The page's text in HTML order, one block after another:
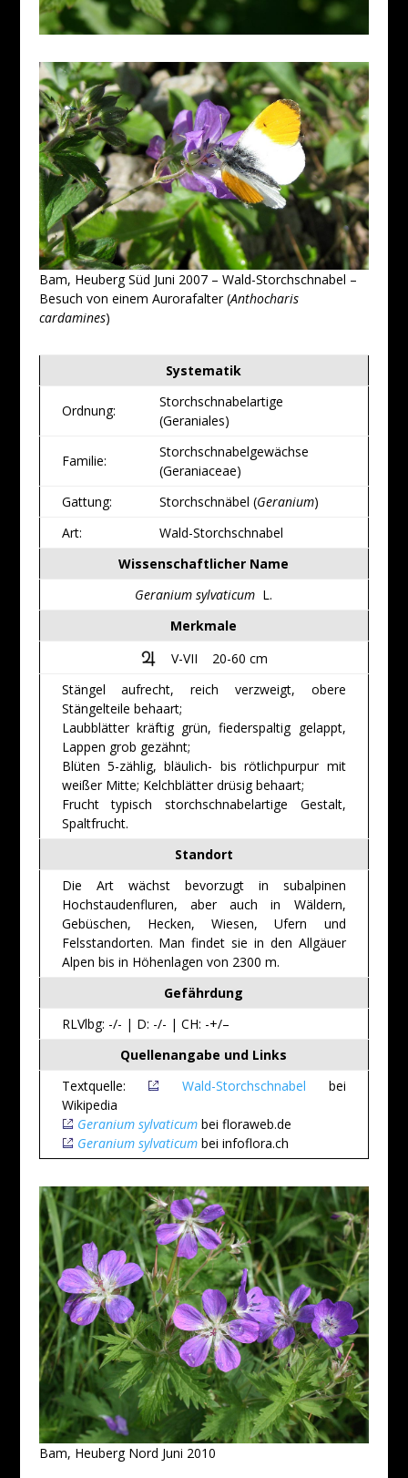
Bam, Heuberg Süd Juni 2007 – Wald-Storchschnabel –
Besuch von einem Aurorafalter (Anthocharis
cardamines)
Systematik
Ordnung:
Storchschnabelartige
(Geraniales)
Familie:
Storchschnabelgewächse
(Geraniaceae)
Gattung:
Storchschnäbel (Geranium)
Art:
Wald-Storchschnabel
Wissenschaftlicher Name
Geranium sylvaticum L.
Merkmale
V-VII 20-60 cm
Stängel aufrecht, reich verzweigt, obere
Stängelteile behaart;
Laubblätter kräftig grün, fiederspaltig gelappt,
Lappen grob gezähnt;
Blüten 5-zählig, bläulich- bis rötlichpurpur mit
weißer Mitte; Kelchblätter drüsig behaart;
Frucht typisch storchschnabelartige Gestalt,
Spaltfrucht.
Standort
Die Art wächst bevorzugt in subalpinen
Hochstaudenfluren, aber auch in Wäldern,
Gebüschen, Hecken, Wiesen, Ufern und
Felsstandorten. Man findet sie in den Allgäuer
Alpen bis in Höhenlagen von 2300 m.
Gefährdung
RLVlbg: -/- | D: -/- | CH: -+/–
Quellenangabe und Links
Textquelle:
Wald-Storchschnabel bei
Wikipedia
Geranium sylvaticumbei floraweb.de
Geranium sylvaticumbei infoflora.ch
Bam, Heuberg Nord Juni 2010